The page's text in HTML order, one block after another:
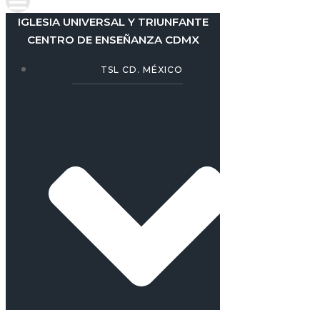
IGLESIA UNIVERSAL Y TRIUNFANTE
CENTRO DE ENSEÑANZA CDMX
TSL CD. MÉXICO